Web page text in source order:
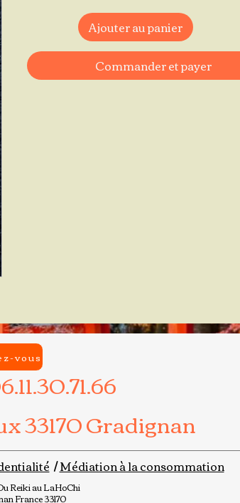
Ajouter au panier
Commander et payer
33170 Gradignan
vous
/Médiation à la consommation
Reiki au LaHoChi
France 33170